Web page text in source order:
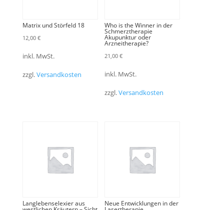
Matrix und Störfeld 18
12,00 €
inkl. MwSt.
zzgl.Versandkosten
Who is the Winner in der
Schmerztherapie
Akupunktur oder
Arzneitherapie?
21,00 €
inkl. MwSt.
zzgl.Versandkosten
Langlebenselexier aus Neue Entwicklungen in der